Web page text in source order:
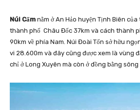
Núi Cấm nằm ở An Hảo huyện Tịnh Biên
thành phố Châu Đốc 37km và cách thành
90km về phía Nam. Núi Đoài Tốn sở hữu
vi 28.600m và đây cũng được xem là vùng
chỉ ở Long Xuyên mà còn ở đồng bằng sông